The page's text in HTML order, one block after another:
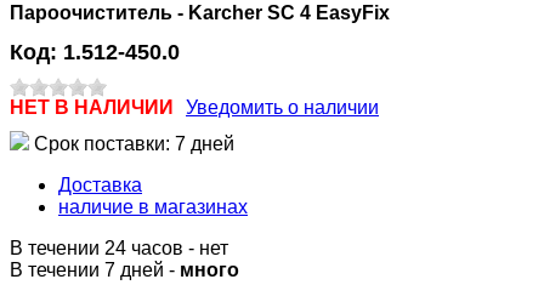
Пароочиститель - Karcher SC 4 EasyFix
Код: 1.512-450.0
НЕТ В НАЛИЧИИ
Уведомить о наличии
Срок поставки: 7 дней
Доставка
наличие в магазинах
В течении 24 часов - нет
В течении 7 дней - много